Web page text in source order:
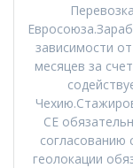
зависимости
месяцев за
СЕ
согласованию
геолокации